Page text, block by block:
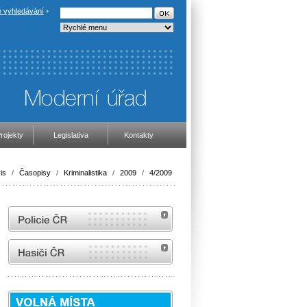
vyhledávání
Legislativa Kontakty
/ Časopisy / Kriminalistika / 2009 / 4/2009
internetové stránky Policie ČR
internetové stránky Hasiči ČR